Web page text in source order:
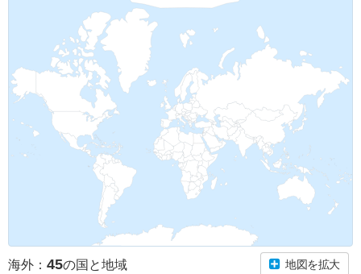
海外： 45の国と地域 地図を拡大